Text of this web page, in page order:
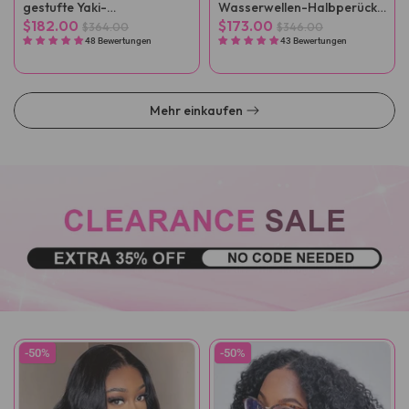
gestufte Yaki-
Glattperücken, die ohne
Kleber getragen werden
$182.00 $364.00
48 Bewertungen
Wasserwellen-Halbperücke
mit schwarzem Ansatz
$173.00 $346.00
43 Bewertungen
Mehr einkaufen
-50% -50%